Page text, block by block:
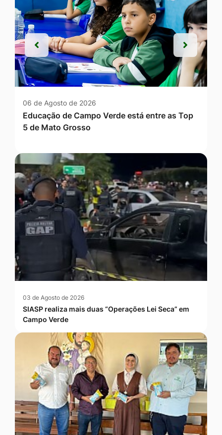
06 de Agosto de 2026
Educação de Campo Verde está entre as Top
5 de Mato Grosso
Anterior
Anterior Próxima
03 de Agosto de 2026
SIASP realiza mais duas “Operações Lei Seca” em
Campo Verde